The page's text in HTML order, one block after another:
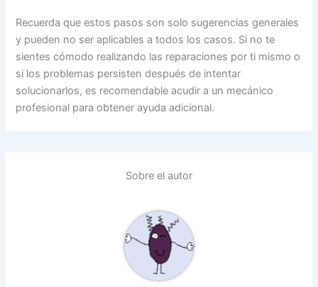
Recuerda que estos pasos son solo sugerencias generales
y pueden no ser aplicables a todos los casos. Si no te
sientes cómodo realizando las reparaciones por ti mismo o
si los problemas persisten después de intentar
solucionarlos, es recomendable acudir a un mecánico
profesional para obtener ayuda adicional.
Sobre el autor